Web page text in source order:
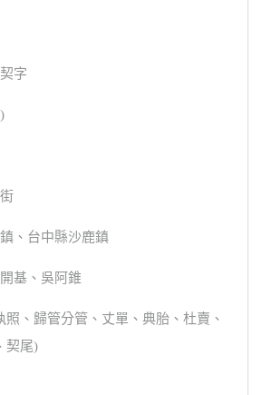
字
、台中縣沙鹿鎮
基、吳阿錐
照、歸管分管、丈單、典胎、杜賣、
契尾)